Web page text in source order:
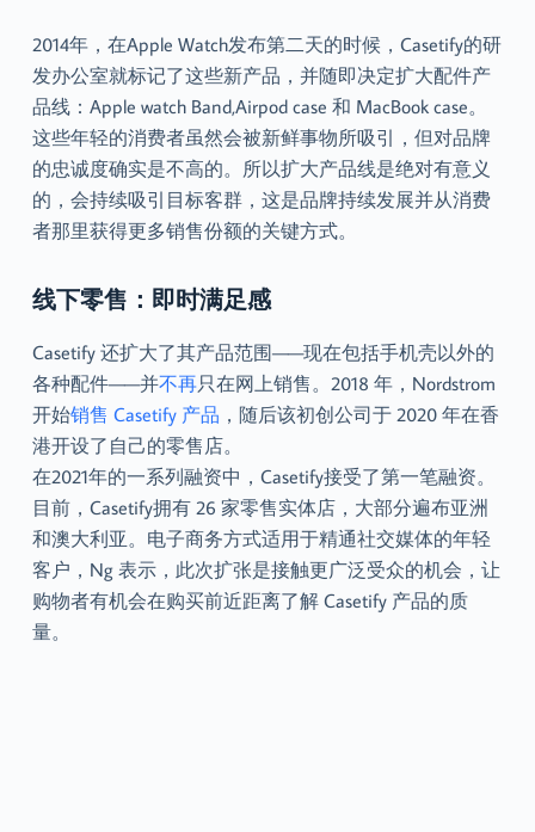
2014年，在Apple Watch发布第二天的时候，Casetify的研
发办公室就标记了这些新产品，并随即决定扩大配件产
品线：Apple watch Band,Airpod case 和 MacBook case。
这些年轻的消费者虽然会被新鲜事物所吸引，但对品牌
的忠诚度确实是不高的。所以扩大产品线是绝对有意义
的，会持续吸引目标客群，这是品牌持续发展并从消费
者那里获得更多销售份额的关键方式。
线下零售：即时满足感
Casetify 还扩大了其产品范围——现在包括手机壳以外的
各种配件——并不再只在网上销售。2018 年，Nordstrom
开始销售 Casetify 产品 ，随后该初创公司于 2020 年在香
港开设了自己的零售店。
在2021年的一系列融资中，Casetify接受了第一笔融资。
目前，Casetify拥有 26 家零售实体店，大部分遍布亚洲
和澳大利亚。电子商务方式适用于精通社交媒体的年轻
客户，Ng 表示，此次扩张是接触更广泛受众的机会，让
购物者有机会在购买前近距离了解 Casetify 产品的质
量。